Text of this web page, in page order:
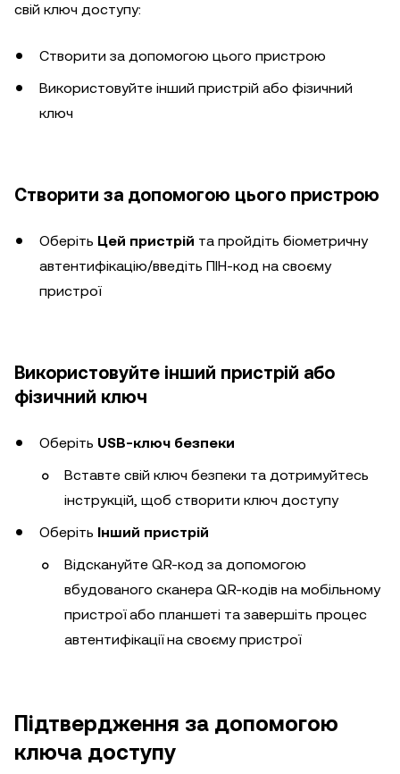
свій ключ доступу:
Створити за допомогою цього пристрою
Використовуйте інший пристрій або фізичний
ключ
Створити за допомогою цього пристрою
Оберіть Цей пристрій та пройдіть біометричну
автентифікацію/введіть ПІН-код на своєму
пристрої
Використовуйте інший пристрій або
фізичний ключ
Оберіть USB-ключ безпеки
Вставте свій ключ безпеки та дотримуйтесь
інструкцій, щоб створити ключ доступу
Оберіть Інший пристрій
Відскануйте QR-код за допомогою
вбудованого сканера QR-кодів на мобільному
пристрої або планшеті та завершіть процес
автентифікації на своєму пристрої
Підтвердження за допомогою
ключа доступу